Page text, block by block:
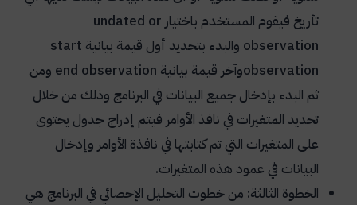
تأريخ فيقوم المستخدم باختيار undated or
observation والبدء بتحديد أول قيمة بيانية start
observationوآخر قيمة بيانية end observation ومن
ثم البدء بإدخال جميع البيانات في البرنامج وذلك من خلال
تحديد المتغيرات في نافذ الأوامر فيتم إدراج جدول يحتوى
على المتغيرات التي تم كتابتها في نافذة الأوامر وإدخال
البيانات في عمود هذه المتغيرات.
الخطوة الثالثة: من خطوت التحليل الإحصائي في البرنامج هي